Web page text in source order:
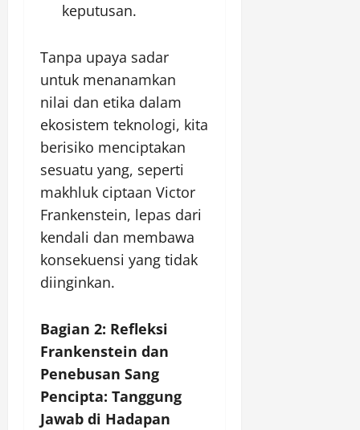
keputusan.
Tanpa upaya sadar
untuk menanamkan
nilai dan etika dalam
ekosistem teknologi, kita
berisiko menciptakan
sesuatu yang, seperti
makhluk ciptaan Victor
Frankenstein, lepas dari
kendali dan membawa
konsekuensi yang tidak
diinginkan.
Bagian 2: Refleksi
Frankenstein dan
Penebusan Sang
Pencipta: Tanggung
Jawab di Hadapan